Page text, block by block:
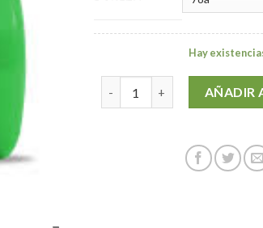
Hay
ABEC 11 FREERIDE CLASSIC
AÑADIR